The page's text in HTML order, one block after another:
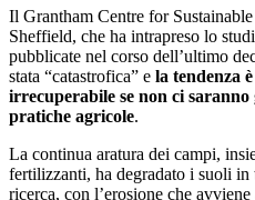
Il Grantham Centre for
Sheffield, che ha intrapreso lo
pubblicate nel corso dell’ultimo
stata “catastrofica” e la tendenza
irrecuperabile se non ci
pratiche agricole.
La continua aratura dei campi,
fertilizzanti, ha degradato i suoli
ricerca, con l’erosione che